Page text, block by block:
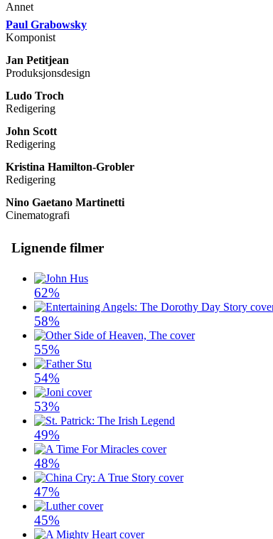
Annet
Paul Grabowsky
Komponist
Jan Petitjean
Produksjonsdesign
Ludo Troch
Redigering
John Scott
Redigering
Kristina Hamilton-Grobler
Redigering
Nino Gaetano Martinetti
Cinematografi
Lignende filmer
62%
58%
55%
54%
53%
49%
48%
47%
45%